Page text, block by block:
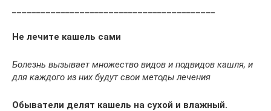
Не лечите кашель сами
Болезнь вызывает множество видов и подвидов кашля, и
для каждого из них будут свои методы лечения
Обыватели делят кашель на сухой и влажный.